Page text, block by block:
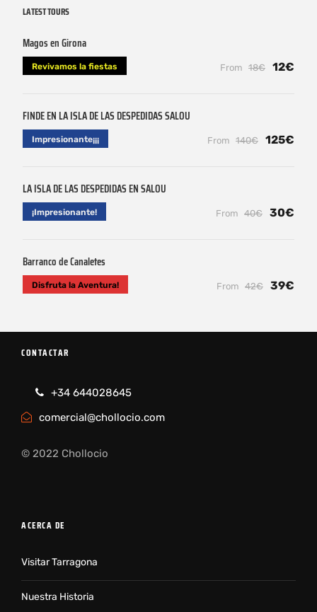
LATEST TOURS
Magos en Girona
Revivamos la fiestas From 18€ 12€
FINDE EN LA ISLA DE LAS DESPEDIDAS SALOU
Impresionante¡¡¡ From 140€ 125€
LA ISLA DE LAS DESPEDIDAS EN SALOU
¡Impresionante! From 40€ 30€
Barranco de Canaletes
Disfruta la Aventura! From 42€ 39€
CONTACTAR
+34 644028645
comercial@chollocio.com
© 2022 Chollocio
ACERCA DE
Visitar Tarragona
Nuestra Historia